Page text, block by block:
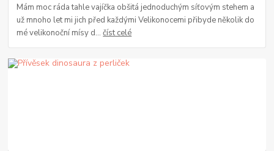
Mám moc ráda tahle vajíčka obšitá jednoduchým síťovým stehem a
už mnoho let mi jich před každými Velikonocemi přibyde několik do
mé velikonoční mísy d...číst celé